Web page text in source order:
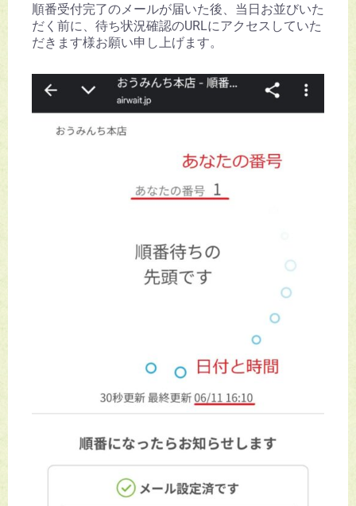
順番受付完了のメールが届いた後、当日お並びいた
だく前に、待ち状況確認のURLにアクセスしていた
だきます様お願い申し上げます。